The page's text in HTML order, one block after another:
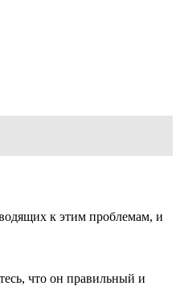
к этим проблемам, и
что он правильный и